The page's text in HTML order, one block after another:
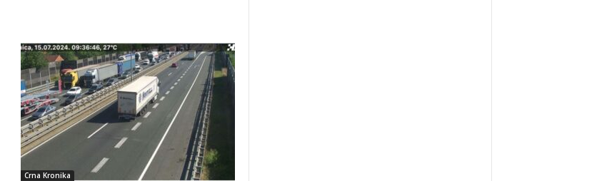
Crna Kronika